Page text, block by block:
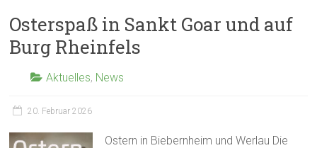
Osterspaß in Sankt Goar und auf
Burg Rheinfels
Aktuelles, News
20. Februar 2026
Ostern in Biebernheim und Werlau Die